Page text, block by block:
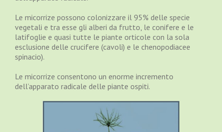
Le micorrize possono colonizzare il 95% delle specie
vegetali e tra esse gli alberi da frutto, le conifere e le
latifoglie e quasi tutte le piante orticole con la sola
esclusione delle crucifere (cavoli) e le chenopodiacee
spinacio).
Le micorrize consentono un enorme incremento
dell’apparato radicale delle piante ospiti.